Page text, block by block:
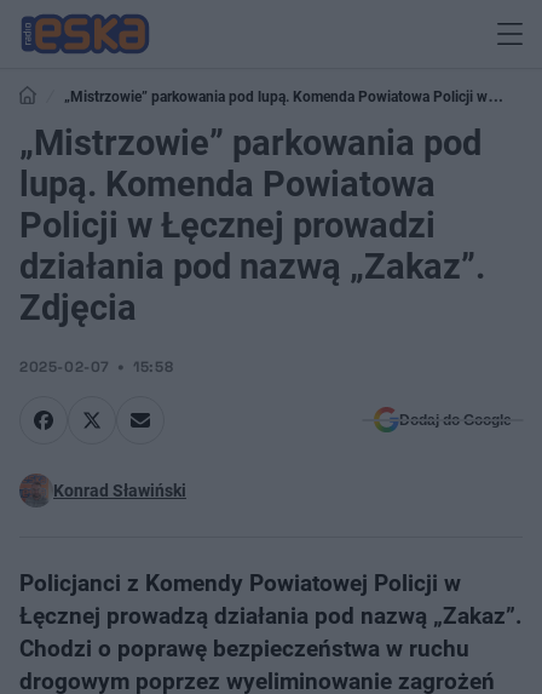
„Mistrzowie” parkowania pod lupą. Komenda Powiatowa Policji w
Łęcznej prowadzi działania pod nazwą „Zakaz”. Zdjęcia
„Mistrzowie” parkowania pod
lupą. Komenda Powiatowa
Policji w Łęcznej prowadzi
działania pod nazwą „Zakaz”.
Zdjęcia
2025-02-07 15:58
Dodaj do Google
Konrad Sławiński
Policjanci z Komendy Powiatowej Policji w
Łęcznej prowadzą działania pod nazwą „Zakaz”.
Chodzi o poprawę bezpieczeństwa w ruchu
drogowym poprzez wyeliminowanie zagrożeń